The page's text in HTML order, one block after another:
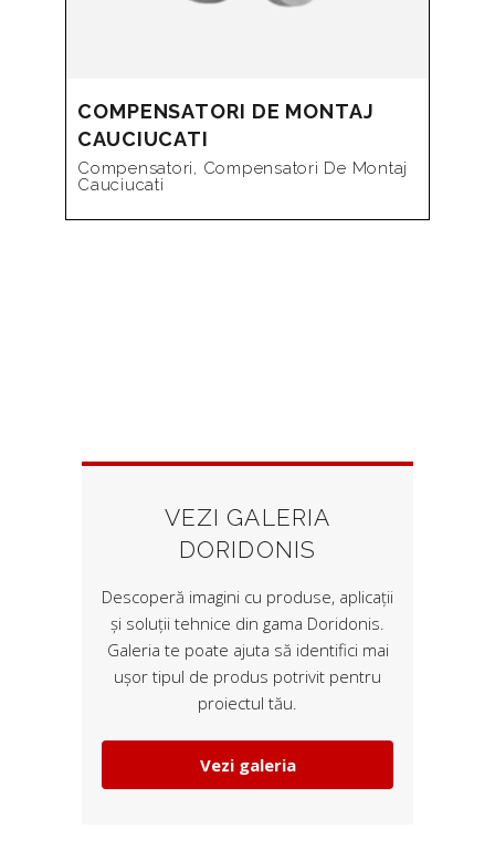
COMPENSATORI DE MONTAJ
CAUCIUCATI
Compensatori, Compensatori De Montaj
Cauciucati
VEZI GALERIA
DORIDONIS
Descoperă imagini cu produse, aplicații
și soluții tehnice din gama Doridonis.
Galeria te poate ajuta să identifici mai
ușor tipul de produs potrivit pentru
proiectul tău.
Vezi galeria